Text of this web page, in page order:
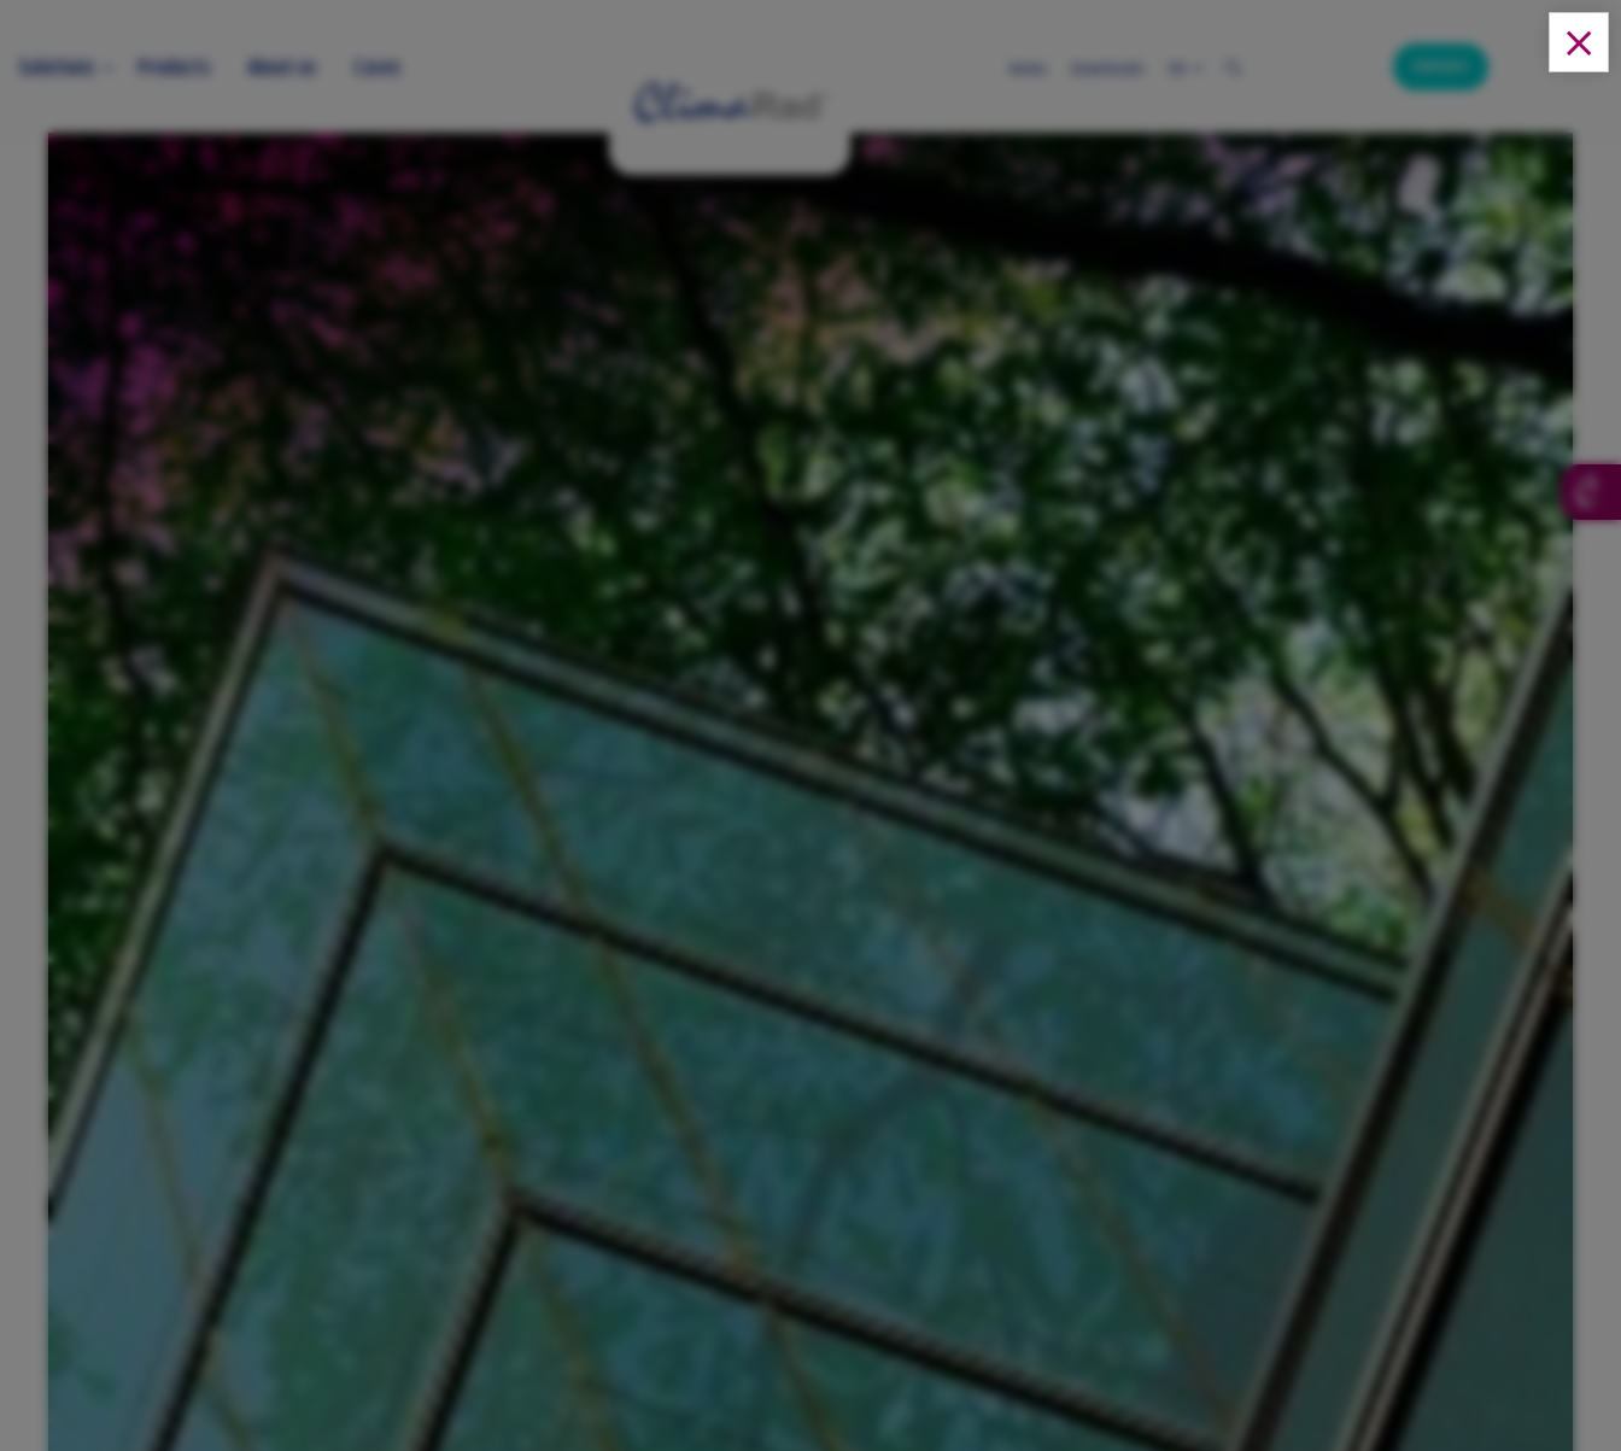
Solutions Products About us Cases News Downloads Contact